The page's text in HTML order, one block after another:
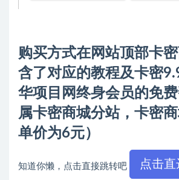
购买方式在网站顶部卡
含了对应的教程及卡密
华项目网终身会员的免
属卡密商城分站，卡密
单价为6元）
知道你懒，点击直接跳转吧 点击直